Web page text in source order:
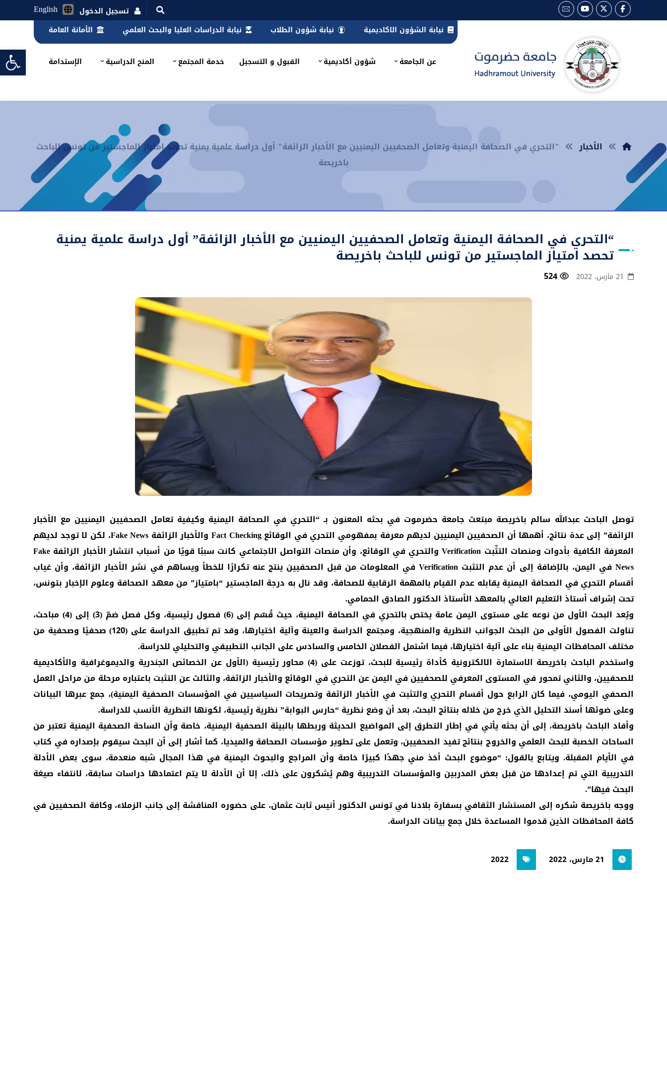
English
تسجيل الدخول
نيابة الشؤون الاكاديمية
نيابة شؤون الطلاب نيابة الدراسات العليا والبحث العلمي الأمانة العامة
عن الجامعة شؤون أكاديمية القبول و التسجيل خدمة المجتمع المنح الدراسية الإستدامة
الأخبار
"التحري في الصحافة اليمنية وتعامل الصحفيين اليمنيين مع الأخبار الزائفة" أول دراسة علمية يمنية تحصد امتياز الماجستير من تونس للباحث
باخريصة
“التحري في الصحافة اليمنية وتعامل الصحفيين اليمنيين مع الأخبار الزائفة” أول دراسة علمية يمنية
تحصد امتياز الماجستير من تونس للباحث باخريصة
21 مارس، 2022 524
توصل الباحث عبدالله سالم باخريصة مبتعث جامعة حضرموت في بحثه المعنون بـ “التحري في الصحافة اليمنية وكيفية تعامل الصحفيين اليمنيين مع الأخبار
الزائفة” إلى عدة نتائج، أهمها أن الصحفيين اليمنيين لديهم معرفة بمفهومي التحري في الوقائع Fact Checking والأخبار الزائفة Fake News، لكن لا توجد لديهم
المعرفة الكافية بأدوات ومنصات التثّبت Verification والتحري في الوقائع، وأن منصات التواصل الاجتماعي كانت سببًا قويًا من أسباب انتشار الأخبار الزائفة Fake
News في اليمن، بالإضافة إلى أن عدم التثبت Verification في المعلومات من قبل الصحفيين ينتج عنه تكرارًا للخطأ ويساهم في نشر الأخبار الزائفة، وأن غياب
أقسام التحري في الصحافة اليمنية يقابله عدم القيام بالمهمة الرقابية للصحافة، وقد نال به درجة الماجستير “بامتياز” من معهد الصحافة وعلوم الإخبار بتونس،
تحت إشراف أستاذ التعليم العالي بالمعهد الأستاذ الدكتور الصادق الحمامي.
ويُعد البحث الأول من نوعه على مستوى اليمن عامة يختص بالتحري في الصحافة اليمنية، حيث قُسّم إلى (6) فصول رئيسية، وكل فصل ضمّ (3) إلى (4) مباحث،
تناولت الفصول الأولى من البحث الجوانب النظرية والمنهجية، ومجتمع الدراسة والعينة وآلية اختيارها، وقد تم تطبيق الدراسة على (120) صحفيًا وصحفية من
مختلف المحافظات اليمنية بناء على آلية اختيارها، فيما اشتمل الفصلان الخامس والسادس على الجانب التطبيقي والتحليلي للدراسة.
واستخدم الباحث باخريصة الاستمارة الالكترونية كأداة رئيسية للبحث، توزعت على (4) محاور رئيسية (الأول عن الخصائص الجندرية والديموغرافية والأكاديمية
للصحفيين، والثاني تمحور في المستوى المعرفي للصحفيين في اليمن عن التحري في الوقائع والأخبار الزائفة، والثالث عن التثبت باعتباره مرحلة من مراحل العمل
الصحفي اليومي، فيما كان الرابع حول أقسام التحري والتثبت في الأخبار الزائفة وتصريحات السياسيين في المؤسسات الصحفية اليمنية)، جمع عبرها البيانات
وعلى ضوئها أسند التحليل الذي خرج من خلاله بنتائج البحث، بعد أن وضع نظرية “حارس البوابة” نظرية رئيسية، لكونها النظرية الأنسب للدراسة.
وأفاد الباحث باخريصة، إلى أن بحثه يأتي في إطار التطرق إلى المواضيع الحديثة وربطها بالبيئة الصحفية اليمنية، خاصة وأن الساحة الصحفية اليمنية تعتبر من
الساحات الخصبة للبحث العلمي والخروج بنتائج تفيد الصحفيين، وتعمل على تطوير مؤسسات الصحافة والميديا، كما أشار إلى أن البحث سيقوم بإصداره في كتاب
في الأيام المقبلة. ويتابع بالقول: “موضوع البحث أخذ مني جهدًا كبيرًا خاصة وأن المراجع والبحوث اليمنية في هذا المجال شبه منعدمة، سوى بعض الأدلة
التدريبية التي تم إعدادها من قبل بعض المدربين والمؤسسات التدريبية وهم يُشكرون على ذلك، إلا أن الأدلة لا يتم اعتمادها دراسات سابقة، لانتفاء صيغة
البحث فيها”.
ووجه باخريصة شكره إلى المستشار الثقافي بسفارة بلادنا في تونس الدكتور أنيس ثابت عثمان، على حضوره المناقشة إلى جانب الزملاء، وكافة الصحفيين في
كافة المحافظات الذين قدموا المساعدة خلال جمع بيانات الدراسة.
21 مارس، 2022 2022